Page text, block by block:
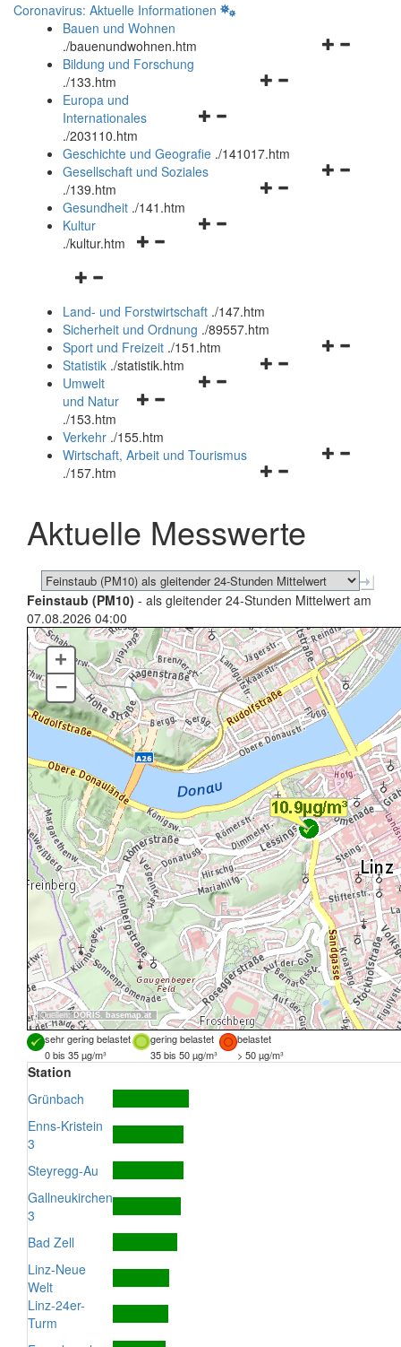
Coronavirus: Aktuelle Informationen
Bauen und Wohnen
./bauenundwohnen.htm
Navigationsmenü
Bildung und Forschung
./133.htm
Navigationsmenü
und
schließen
Europa und
Internationales
./203110.htm
Geschichte und Geografie ./141017.htm
Navigationsmenü
Gesellschaft und Soziales
./139.htm
Navigationsmenü
Gesundheit ./141.htm
Navigationsmenü
Kultur
./kultur.htm
Navigationsmenü
und
schließen
Land- und Forstwirtschaft ./147.htm
Sicherheit und Ordnung ./89557.htm
Navigationsmenü
Sport und Freizeit ./151.htm
Navigationsmenü
Statistik ./statistik.htm
Navigationsmenü
und
schließen
Umwelt
und Natur
./153.htm
Verkehr ./155.htm
Navigationsmenü
schließen
Wirtschaft, Arbeit und Tourismus
./157.htm
Aktuelle Messwerte
Feinstaub (PM10) - als gleitender 24-Stunden Mittelwert am
07.08.2026 04:00
Quellen:DORIS, basemap.at
+
–
sehr gering belastet gering belastet
belastet
0 bis 35 µg/m³
35 bis 50 µg/m³ > 50 µg/m³
Station
Grünbach
Enns-Kristein
3
Steyregg-Au
Gallneukirchen
3
Bad Zell
Linz-Neue
Welt
Linz-24er-
Turm